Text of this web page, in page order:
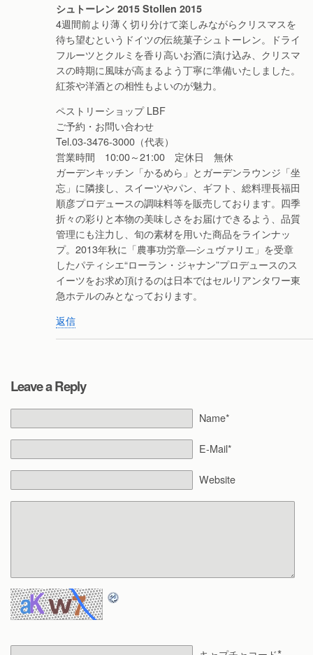
シュトーレン 2015 Stollen 2015
4週間前より薄く切り分けて楽しみながらクリスマスを
待ち望むというドイツの伝統菓子シュトーレン。ドライ
フルーツとクルミを香り高いお酒に漬け込み、クリスマ
スの時期に風味が高まるよう丁寧に準備いたしました。
紅茶や洋酒との相性もよいのが魅力。
ペストリーショップ LBF
ご予約・お問い合わせ
Tel.03-3476-3000（代表）
営業時間 10:00～21:00 定休日 無休
ガーデンキッチン「かるめら」とガーデンラウンジ「坐
忘」に隣接し、スイーツやパン、ギフト、総料理長福田
順彦プロデュースの調味料等を販売しております。四季
折々の彩りと本物の美味しさをお届けできるよう、品質
管理にも注力し、旬の素材を用いた商品をラインナッ
プ。2013年秋に「農事功労章―シュヴァリエ」を受章
したパティシエ“ローラン・ジャナン”プロデュースのス
イーツをお求め頂けるのは日本ではセルリアンタワー東
急ホテルのみとなっております。
返信
Leave a Reply
Name*
E-Mail*
Website